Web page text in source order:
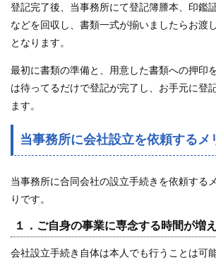
登記完了後、当事務所にて登記簿謄本、印鑑
などを回収し、書類一式が揃いましたらお渡
となります。
最初に書類の準備と、用意した書類への押印
は待ってるだけで登記が完了し、お手元に登
ます。
当事務所に会社設立を依頼するメ
当事務所に合同会社の設立手続きを依頼する
りです。
１．ご自身の事業に専念する時間が増え
会社設立手続き自体は本人でも行うことは可能